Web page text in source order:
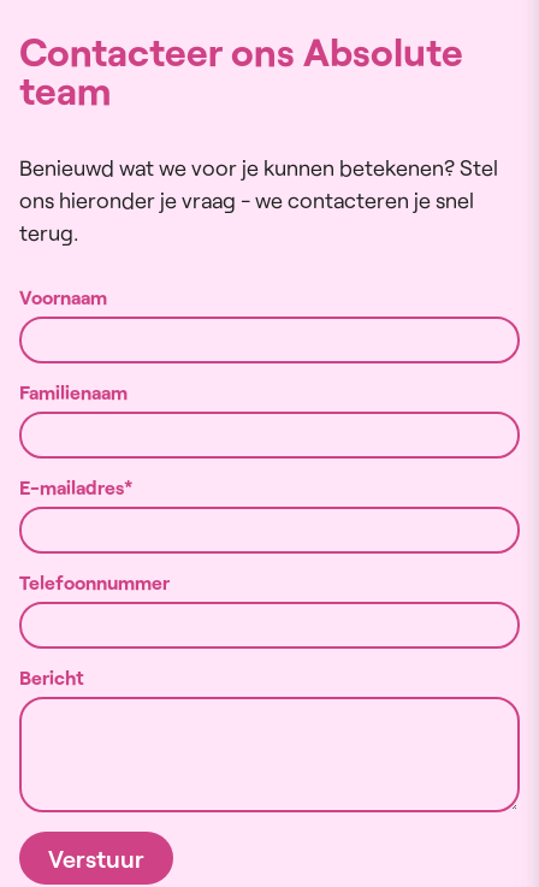
Contacteer ons Absolute
team
Benieuwd wat we voor je kunnen betekenen? Stel
ons hieronder je vraag - we contacteren je snel
terug.
Voornaam
Familienaam
E-mailadres
Telefoonnummer
Bericht
Verstuur